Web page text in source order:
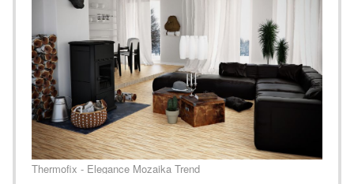
Thermofix - Elegance Mozaika Trend